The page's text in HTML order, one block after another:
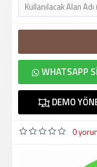
WHATSAPP
DEMO
0